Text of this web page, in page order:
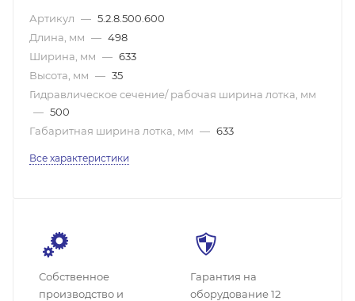
Артикул — 5.2.8.500.600
Длина, мм — 498
Ширина, мм — 633
Высота, мм — 35
Гидравлическое сечение/ рабочая ширина лотка, мм
— 500
Габаритная ширина лотка, мм — 633
Все характеристики
Собственное
производство и
Гарантия на
оборудование 12